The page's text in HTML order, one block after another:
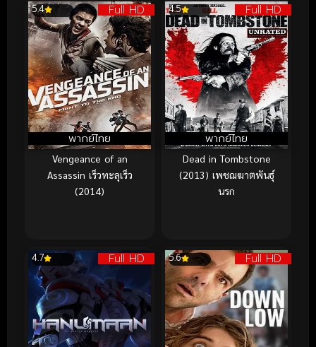
Full HD
พากย์ไทย
5.4
Vengeance of an
Assassin เร็วทะลุเร็ว
(2014)
Full HD
พากย์ไทย
4.5
Dead in Tombstone
(2013) เพชฌฆาตพันธุ์
นรก
Full HD
4.7 Full HD
5.6